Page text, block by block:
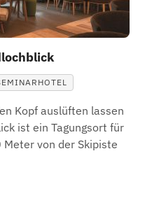
Kopf auslüften lassen
ist ein Tagungsort für
von der Skipiste